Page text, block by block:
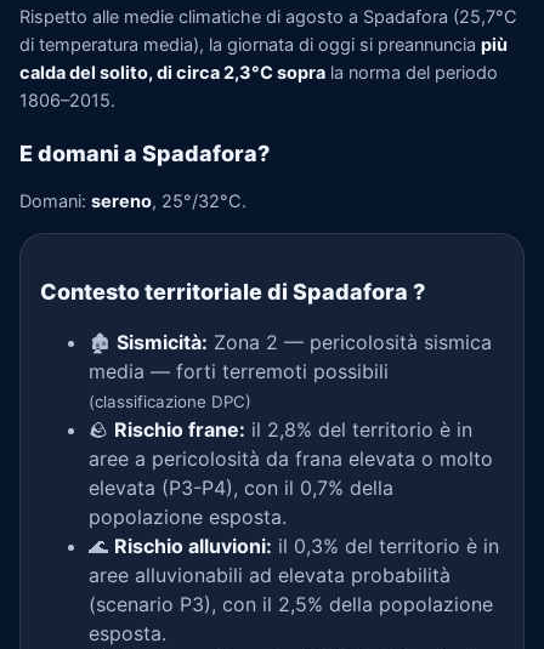
Rispetto alle medie climatiche di agosto a Spadafora (25,7°C
di temperatura media), la giornata di oggi si preannuncia più
calda del solito, di circa 2,3°C sopra la norma del periodo
1806–2015.
E domani a Spadafora?
Domani: sereno, 25°/32°C.
Contesto territoriale di Spadafora ?
🏚️ Sismicità: Zona 2 — pericolosità sismica
media — forti terremoti possibili
(classificazione DPC)
🪨 Rischio frane: il 2,8% del territorio è in
aree a pericolosità da frana elevata o molto
elevata (P3-P4), con il 0,7% della
popolazione esposta.
🌊 Rischio alluvioni: il 0,3% del territorio è in
aree alluvionabili ad elevata probabilità
(scenario P3), con il 2,5% della popolazione
esposta.